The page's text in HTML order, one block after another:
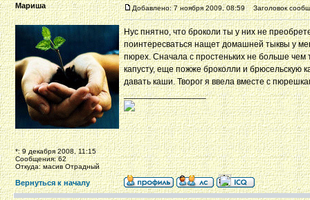
Мариша
*: 9 декабря 2008, 11:15
Сообщения: 62
Откуда: масив Отрадный
Добавлено: 7 ноября 2009, 08:59 Заголовок
Нус пнятно, что броколи ты у них не
поинтересваться нащет домашней тыквы у
пюрех. Сначала с простеньких не больше
капусту, еще пожже броколли и брюсельскую
давать каши. Творог я ввела вместе с
_________________
Вернуться к началу